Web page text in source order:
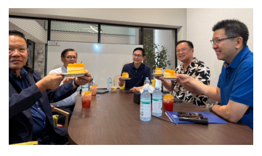
CEO ปตท.นั่ง รมว.